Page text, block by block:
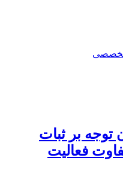
تخصصی
توجه بر ثبات
فعالیت